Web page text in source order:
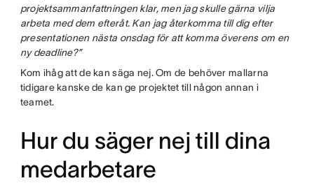
projektsammanfattningen klar, men jag skulle gärna vilja
arbeta med dem efteråt. Kan jag återkomma till dig efter
presentationen nästa onsdag för att komma överens om en
ny deadline?”
Kom ihåg att de kan säga nej. Om de behöver mallarna
tidigare kanske de kan ge projektet till någon annan i
teamet.
Hur du säger nej till dina
medarbetare